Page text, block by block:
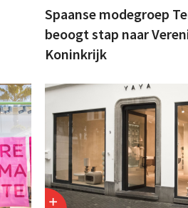
Spaanse modegroep
beoogt stap naar
Koninkrijk